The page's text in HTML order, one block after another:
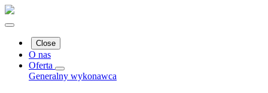
Close
O nas
Oferta
Generalny wykonawca